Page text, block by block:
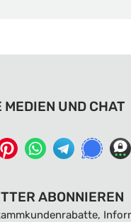
MEDIEN UND CHAT
ABONNIEREN